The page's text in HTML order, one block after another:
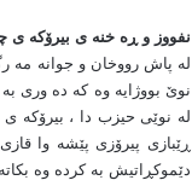
نفووز و ڕه خنه ی بیرۆکه ی
له پاش رووخان و جوانه مه
نوێ بووژایه وه که ده وری
له نوێی حیزب دا ، بیرۆکه
ڕێبازی پیرۆزی پێشه وا
دێموکڕاتیش به کرده وه